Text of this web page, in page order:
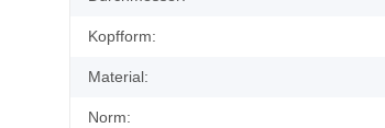
Kopfform:
Material:
Norm: